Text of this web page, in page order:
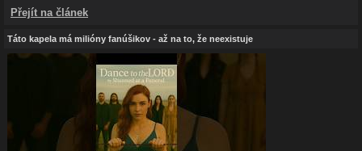
Přejít na článek
Táto kapela má milióny fanúšikov - až na to, že neexistuje